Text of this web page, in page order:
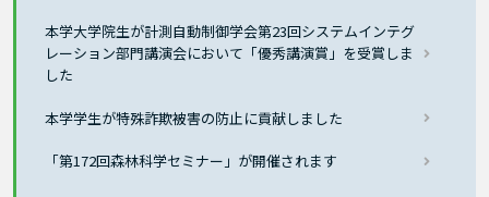
本学大学院生が計測自動制御学会第23回システムインテグ
レーション部門講演会において「優秀講演賞」を受賞しま
した
本学学生が特殊詐欺被害の防止に貢献しました
「第172回森林科学セミナー」が開催されます